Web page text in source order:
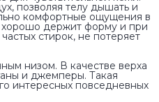
позволяя телу дышать и
комфортные ощущения в
хорошо держит форму и при
стирок, не потеряет
низом. В качестве верха
и джемперы. Такая
интересных повседневных